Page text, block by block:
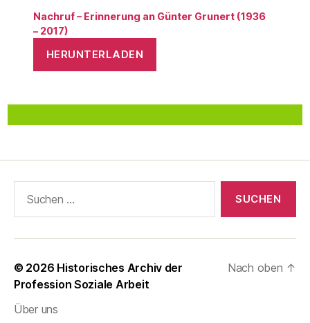
Nachruf – Erinnerung an Günter Grunert (1936
– 2017)
HERUNTERLADEN
nach:
© 2026 Historisches Archiv der
Profession Soziale Arbeit
Über uns
Nach oben ↑